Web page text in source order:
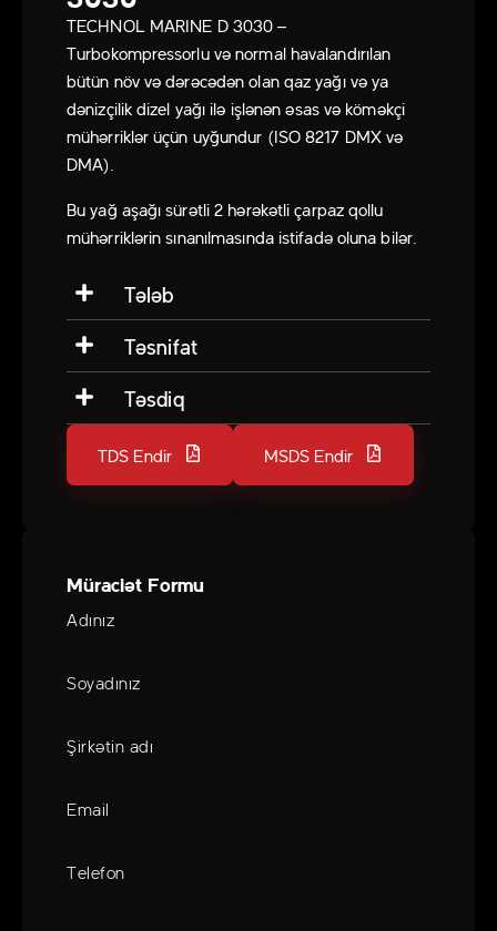
TECHNOL MARINE D 3030 –
Turbokompressorlu və normal havalandırılan
bütün növ və dərəcədən olan qaz yağı və ya
dənizçilik dizel yağı ilə işlənən əsas və köməkçi
mühərriklər üçün uyğundur (ISO 8217 DMX və
DMA).
Bu yağ aşağı sürətli 2 hərəkətli çarpaz qollu
mühərriklərin sınanılmasında istifadə oluna bilər.
Tələb
Təsnifat
Təsdiq
TDS Endir MSDS Endir
Müraciət Formu